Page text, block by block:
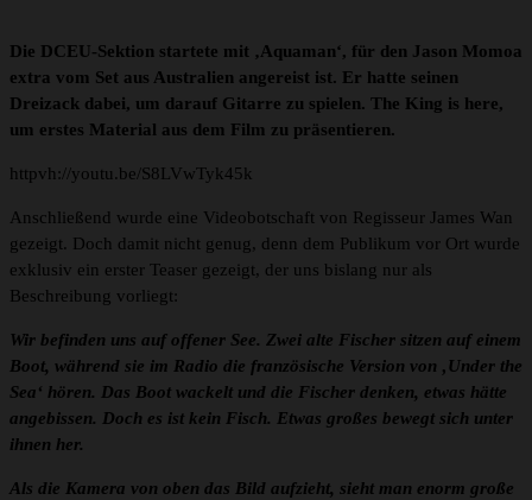
Die DCEU-Sektion startete mit ‚Aquaman‘, für den Jason Momoa
extra vom Set aus Australien angereist ist. Er hatte seinen
Dreizack dabei, um darauf Gitarre zu spielen. The King is here,
um erstes Material aus dem Film zu präsentieren.
httpvh://youtu.be/S8LVwTyk45k
Anschließend wurde eine Videobotschaft von Regisseur James Wan
gezeigt. Doch damit nicht genug, denn dem Publikum vor Ort wurde
exklusiv ein erster Teaser gezeigt, der uns bislang nur als
Beschreibung vorliegt:
Wir befinden uns auf offener See. Zwei alte Fischer sitzen auf einem
Boot, während sie im Radio die französische Version von ‚Under the
Sea‘ hören. Das Boot wackelt und die Fischer denken, etwas hätte
angebissen. Doch es ist kein Fisch. Etwas großes bewegt sich unter
ihnen her.
Als die Kamera von oben das Bild aufzieht, sieht man enorm große